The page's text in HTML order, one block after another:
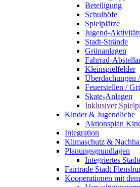
Beteiligung
Schulhöfe
Spielplätze
Jugend-
Stadt-Strände
Grünanlagen
Fahrrad-
Kleinspielfelder
Überdachungen
Feuerstellen /
Skate-Anlagen
Inklusiver
Kinder & Jugendliche
Aktionsplan
Integration
Klimaschutz &
Planungsgrundlagen
Integriertes
Fairtrade Stadt
Kooperationen mit